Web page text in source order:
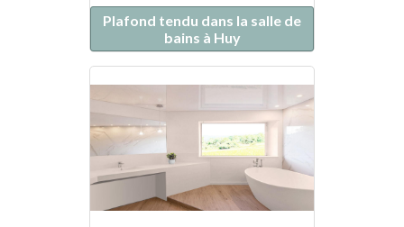
Plafond tendu dans la salle de
bains à Huy